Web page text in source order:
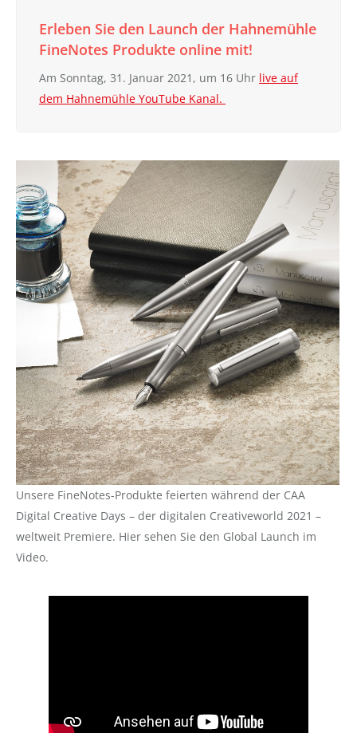
Erleben Sie den Launch der Hahnemühle
FineNotes Produkte online mit!
Am Sonntag, 31. Januar 2021, um 16 Uhr live auf
dem Hahnemühle YouTube Kanal.
Unsere FineNotes-Produkte feierten während der CAA
Digital Creative Days – der digitalen Creativeworld 2021 –
weltweit Premiere. Hier sehen Sie den Global Launch im
Video.